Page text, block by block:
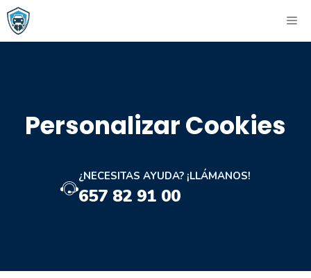
Saltar
al
contenido
Personalizar Cookies
¿NECESITAS AYUDA? ¡LLÁMANOS!
657 82 91 00